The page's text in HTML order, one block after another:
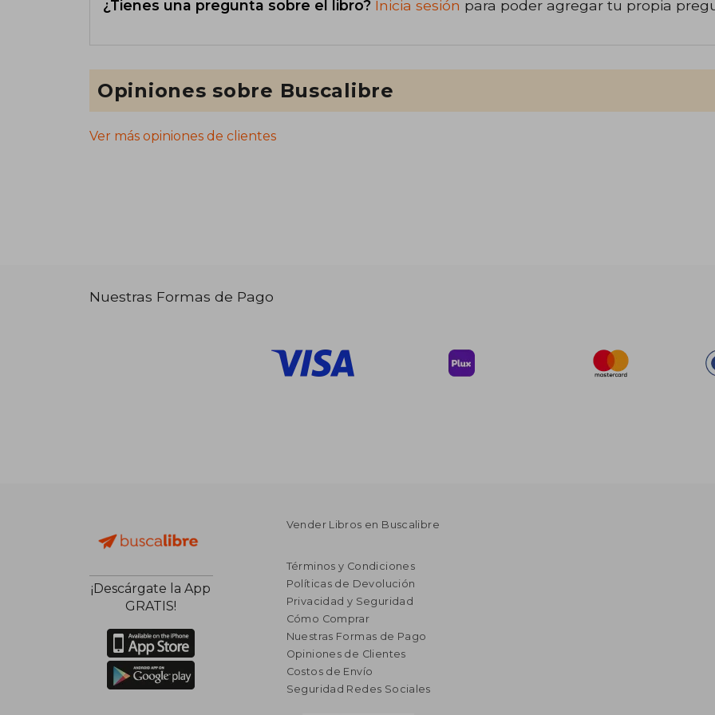
¿Tienes una pregunta sobre el libro? Inicia sesión para poder agregar tu propia
Opiniones sobre Buscalibre
Ver más opiniones de clientes
Nuestras Formas de Pago
¡Descárgate la App
GRATIS!
Vender Libros en Buscalibre
Términos y Condiciones
Políticas de Devolución
Privacidad y Seguridad
Cómo Comprar
Nuestras Formas de Pago
Opiniones de Clientes
Costos de Envío
Seguridad Redes Sociales